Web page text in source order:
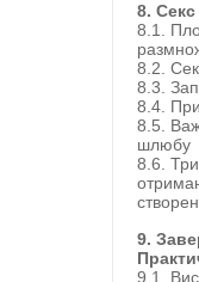
8. Секс
8.1.
8.2.
8.3.
8.4.
8.5.
шлюбу
8.6. Три
9.
9.1.